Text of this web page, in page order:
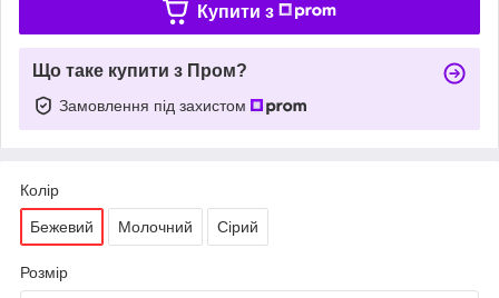
Купити з
Що таке купити з Пром?
Замовлення під захистом
Колір
Бежевий Молочний Сірий
Розмір